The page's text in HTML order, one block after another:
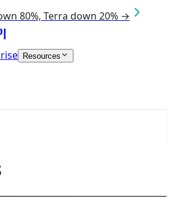
80%, Terra down 20% →
Resources